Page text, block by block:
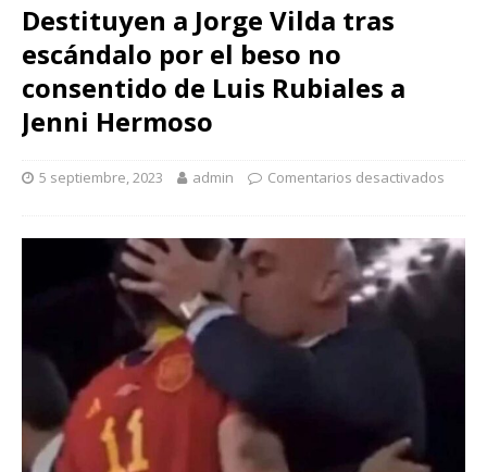
Destituyen a Jorge Vilda tras
escándalo por el beso no
consentido de Luis Rubiales a
Jenni Hermoso
5 septiembre, 2023 admin Comentarios desactivados